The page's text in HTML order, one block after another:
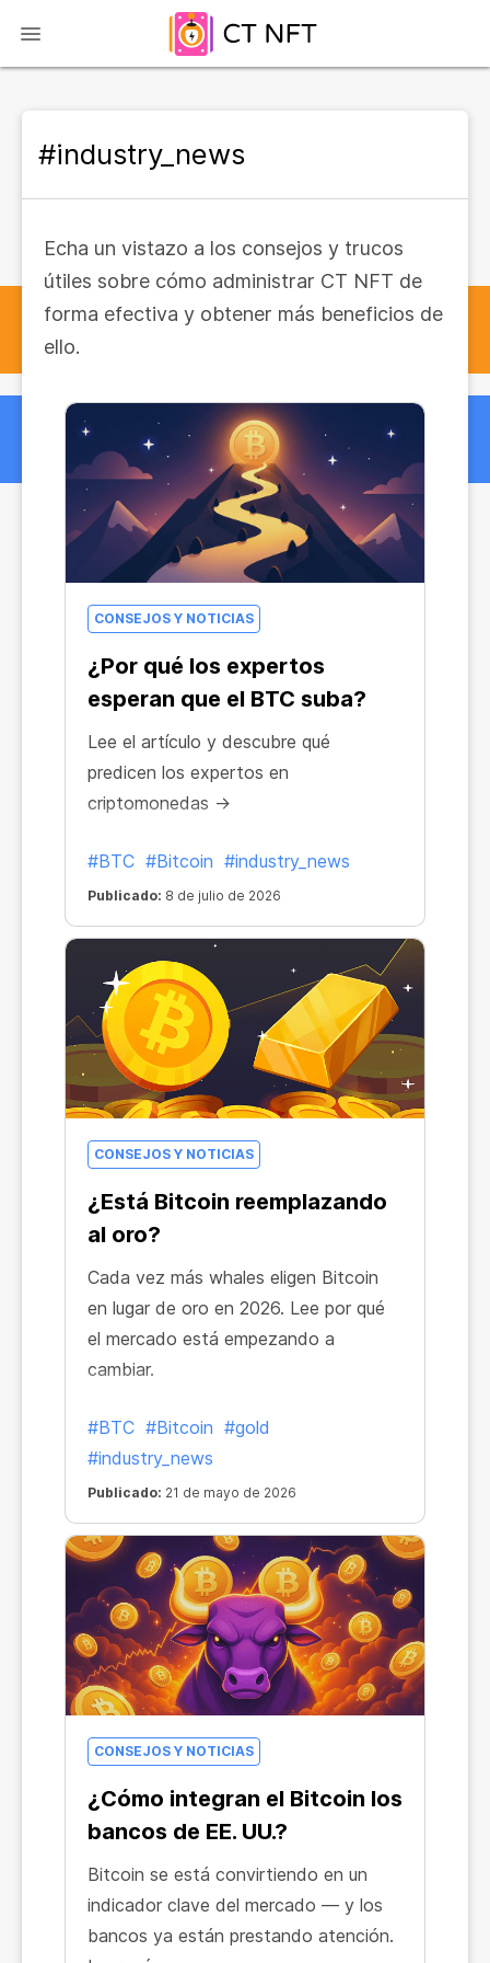
#industry_news
Echa un vistazo a los consejos y trucos
útiles sobre cómo administrar CT NFT de
forma efectiva y obtener más beneficios de
ello.
CONSEJOS Y NOTICIAS
¿Por qué los expertos
esperan que el BTC suba?
Lee el artículo y descubre qué
predicen los expertos en
criptomonedas →
#BTC #Bitcoin #industry_news
Publicado: 8 de julio de 2026
CONSEJOS Y NOTICIAS
¿Está Bitcoin reemplazando
al oro?
Cada vez más whales eligen Bitcoin
en lugar de oro en 2026. Lee por qué
el mercado está empezando a
cambiar.
#BTC #Bitcoin #gold
#industry_news
Publicado: 21 de mayo de 2026
CONSEJOS Y NOTICIAS
¿Cómo integran el Bitcoin los
bancos de EE. UU.?
Bitcoin se está convirtiendo en un
indicador clave del mercado — y los
bancos ya están prestando atención.